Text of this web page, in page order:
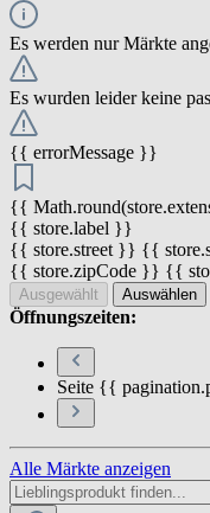
Es werden nur Märkte
Es wurden leider keine
{{ errorMessage }}
{{
{{ store.label }}
{{ store.street }} {{
{{ store.zipCode }} {{
Ausgewählt Auswählen
Öffnungszeiten:
Seite {{
Alle Märkte anzeigen